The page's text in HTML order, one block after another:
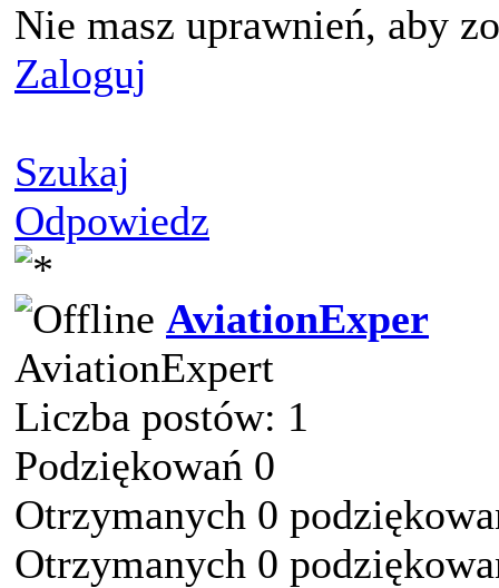
Nie masz uprawnień, aby
Zaloguj
Szukaj
Odpowiedz
AviationExper
AviationExpert
Liczba postów: 1
Podziękowań 0
Otrzymanych 0
Otrzymanych 0